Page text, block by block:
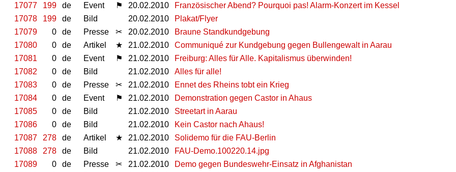
17077
199 de Event ⚑ 20.02.2010
Französischer Abend? Pourquoi pas! Alarm-Konzert im Kessel
17078
199 de Bild 20.02.2010
Plakat/Flyer
17079
0 de Presse ✂ 20.02.2010
Braune Standkundgebung
17080
0 de Artikel ★ 21.02.2010
Communiqué zur Kundgebung gegen Bullengewalt in Aarau
17081
0 de Event ⚑ 21.02.2010
Freiburg: Alles für Alle. Kapitalismus überwinden!
17082
0 de Bild 21.02.2010
Alles für alle!
17083
0 de Presse ✂ 21.02.2010
Ennet des Rheins tobt ein Krieg
17084
0 de Event ⚑ 21.02.2010
Demonstration gegen Castor in Ahaus
17085
0 de Bild 21.02.2010
Streetart in Aarau
17086
0 de Bild 21.02.2010
Kein Castor nach Ahaus!
17087
278 de Artikel ★ 21.02.2010
Solidemo für die FAU-Berlin
17088
278 de Bild 21.02.2010
FAU-Demo.100220.14.jpg
17089
0 de Presse ✂ 21.02.2010
Demo gegen Bundeswehr-Einsatz in Afghanistan